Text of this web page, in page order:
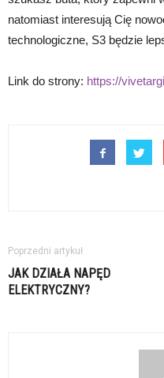
natomiast interesują Cię
technologiczne, S3 będzie
Link do strony: https://
Poprzedni artykuł
JAK DZIAŁA NAPĘD
ELEKTRYCZNY?